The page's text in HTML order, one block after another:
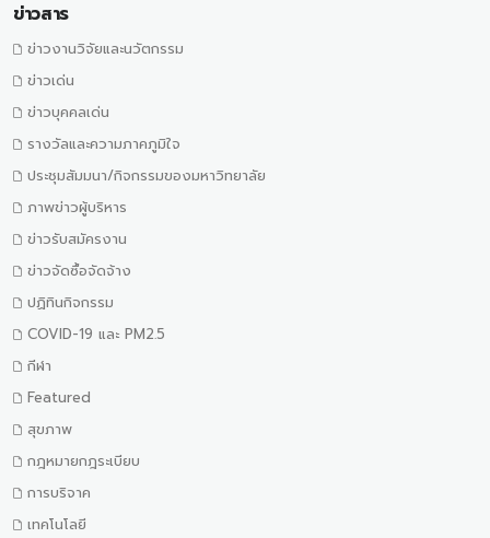
ข่าวสาร
ข่าวงานวิจัยและนวัตกรรม
ข่าวเด่น
ข่าวบุคคลเด่น
รางวัลและความภาคภูมิใจ
ประชุมสัมมนา/กิจกรรมของมหาวิทยาลัย
ภาพข่าวผู้บริหาร
ข่าวรับสมัครงาน
ข่าวจัดซื้อจัดจ้าง
ปฏิทินกิจกรรม
COVID-19 และ PM2.5
กีฬา
Featured
สุขภาพ
กฎหมายกฎระเบียบ
การบริจาค
เทคโนโลยี